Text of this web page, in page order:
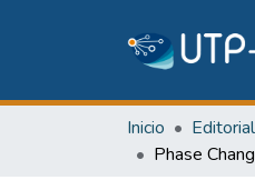
Inicio